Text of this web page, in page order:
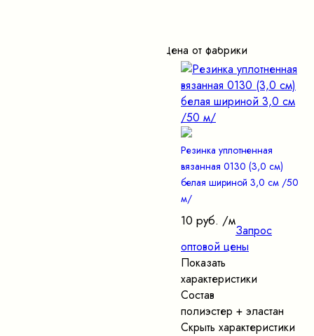
Цена от фабрики
Резинка уплотненная
вязанная 0130 (3,0 см)
белая шириной 3,0 см /50
м/
10 руб. /м
Запрос
оптовой цены
Показать
характеристики
Состав
полиэстер + эластан
Скрыть характеристики